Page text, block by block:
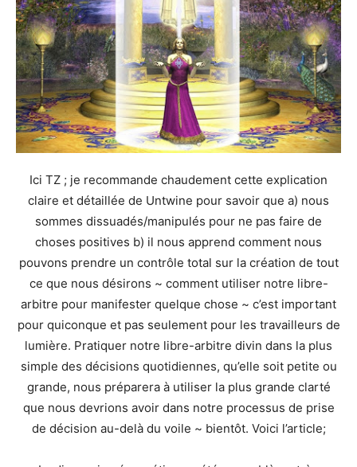
Ici TZ ; je recommande chaudement cette explication
claire et détaillée de Untwine pour savoir que a) nous
sommes dissuadés/manipulés pour ne pas faire de
choses positives b) il nous apprend comment nous
pouvons prendre un contrôle total sur la création de tout
ce que nous désirons ~ comment utiliser notre libre-
arbitre pour manifester quelque chose ~ c’est important
pour quiconque et pas seulement pour les travailleurs de
lumière. Pratiquer notre libre-arbitre divin dans la plus
simple des décisions quotidiennes, qu’elle soit petite ou
grande, nous préparera à utiliser la plus grande clarté
que nous devrions avoir dans notre processus de prise
de décision au-delà du voile ~ bientôt. Voici l’article;